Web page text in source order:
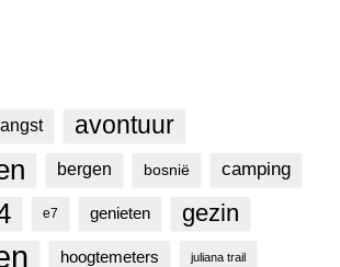
angst avontuur
bergen bosnië camping
e7 genieten gezin
hoogtemeters juliana trail